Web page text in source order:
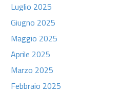
Luglio 2025
Giugno 2025
Maggio 2025
Aprile 2025
Marzo 2025
Febbraio 2025